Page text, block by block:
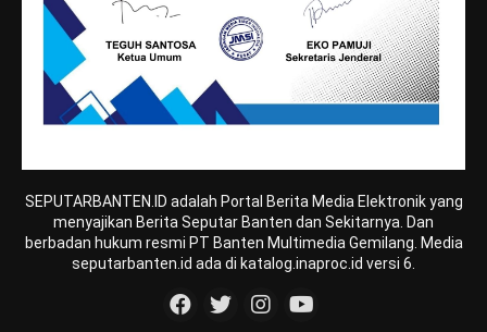
SEPUTARBANTEN.ID adalah Portal Berita Media Elektronik yang
menyajikan Berita Seputar Banten dan Sekitarnya. Dan
berbadan hukum resmi PT Banten Multimedia Gemilang. Media
seputarbanten.id ada di katalog.inaproc.id versi 6.